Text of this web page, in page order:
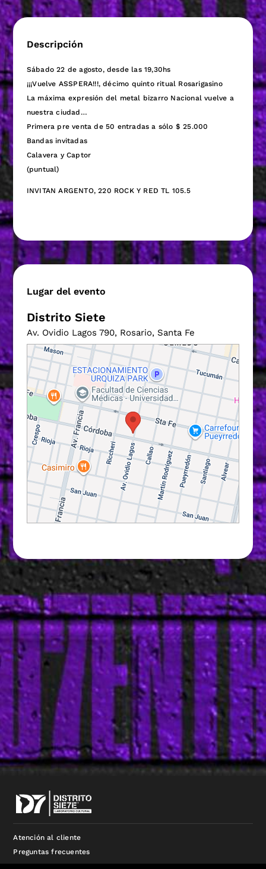
Descripción
Sábado 22 de agosto, desde las 19,30hs
¡¡¡Vuelve ASSPERA!!!, décimo quinto ritual Rosarigasino
La máxima expresión del metal bizarro Nacional vuelve a
nuestra ciudad…
Primera pre venta de 50 entradas a sólo $ 25.000
Bandas invitadas
Calavera y Captor
(puntual)
INVITAN ARGENTO, 220 ROCK Y RED TL 105.5
Lugar del evento
Distrito Siete
Av. Ovidio Lagos 790, Rosario, Santa Fe
Atención al cliente
Preguntas frecuentes